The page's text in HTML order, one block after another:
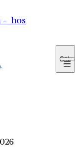
hos
Sök